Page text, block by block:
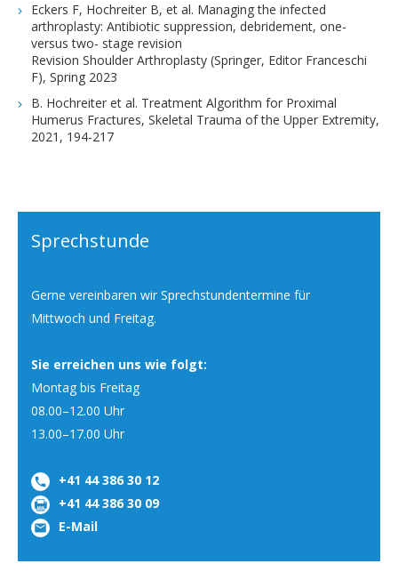
Eckers F, Hochreiter B, et al. Managing the infected
arthroplasty: Antibiotic suppression, debridement, one-
versus two- stage revision
Revision Shoulder Arthroplasty (Springer, Editor Franceschi
F), Spring 2023
B. Hochreiter et al. Treatment Algorithm for Proximal
Humerus Fractures, Skeletal Trauma of the Upper Extremity,
2021, 194-217
Sprechstunde
Gerne vereinbaren wir Sprechstundentermine für
Mittwoch und Freitag.
Sie erreichen uns wie folgt:
Montag bis Freitag
08.00–12.00 Uhr
13.00–17.00 Uhr
+41 44 386 30 12
+41 44 386 30 09
E-Mail